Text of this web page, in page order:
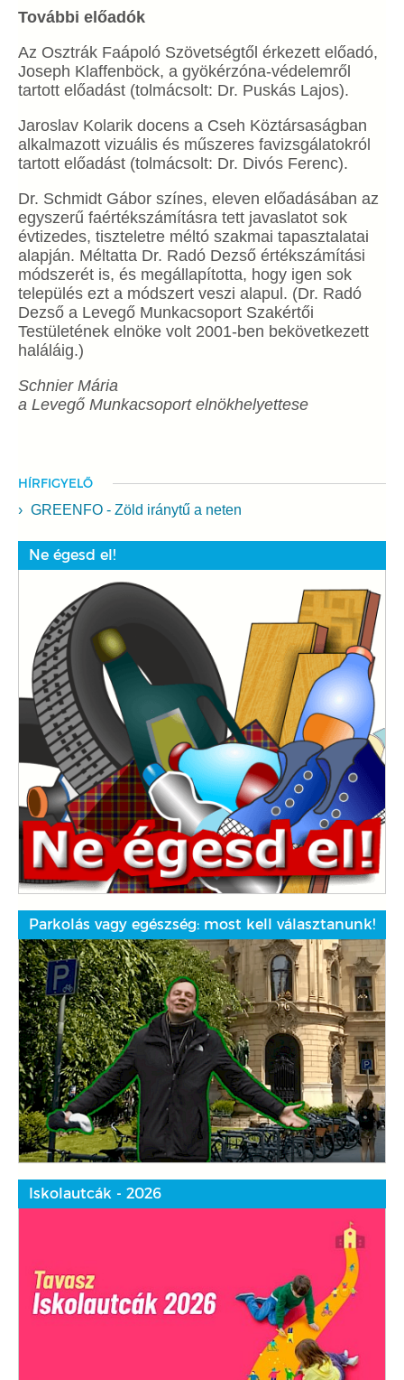
További előadók
Az Osztrák Faápoló Szövetségtől érkezett előadó,
Joseph Klaffenböck, a gyökérzóna-védelemről
tartott előadást (tolmácsolt: Dr. Puskás Lajos).
Jaroslav Kolarik docens a Cseh Köztársaságban
alkalmazott vizuális és műszeres favizsgálatokról
tartott előadást (tolmácsolt: Dr. Divós Ferenc).
Dr. Schmidt Gábor színes, eleven előadásában az
egyszerű faértékszámításra tett javaslatot sok
évtizedes, tiszteletre méltó szakmai tapasztalatai
alapján. Méltatta Dr. Radó Dezső értékszámítási
módszerét is, és megállapította, hogy igen sok
település ezt a módszert veszi alapul. (Dr. Radó
Dezső a Levegő Munkacsoport Szakértői
Testületének elnöke volt 2001-ben bekövetkezett
haláláig.)
Schnier Mária
a Levegő Munkacsoport elnökhelyettese
HÍRFIGYELŐ
GREENFO - Zöld iránytű a neten
Ne égesd el!
Parkolás vagy egészség: most kell választanunk!
Iskolautcák - 2026